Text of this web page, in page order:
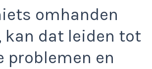
omhanden
kan dat leiden tot
problemen en